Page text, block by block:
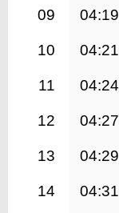
09 04:19
10 04:21
11 04:24
12 04:27
13 04:29
14 04:31